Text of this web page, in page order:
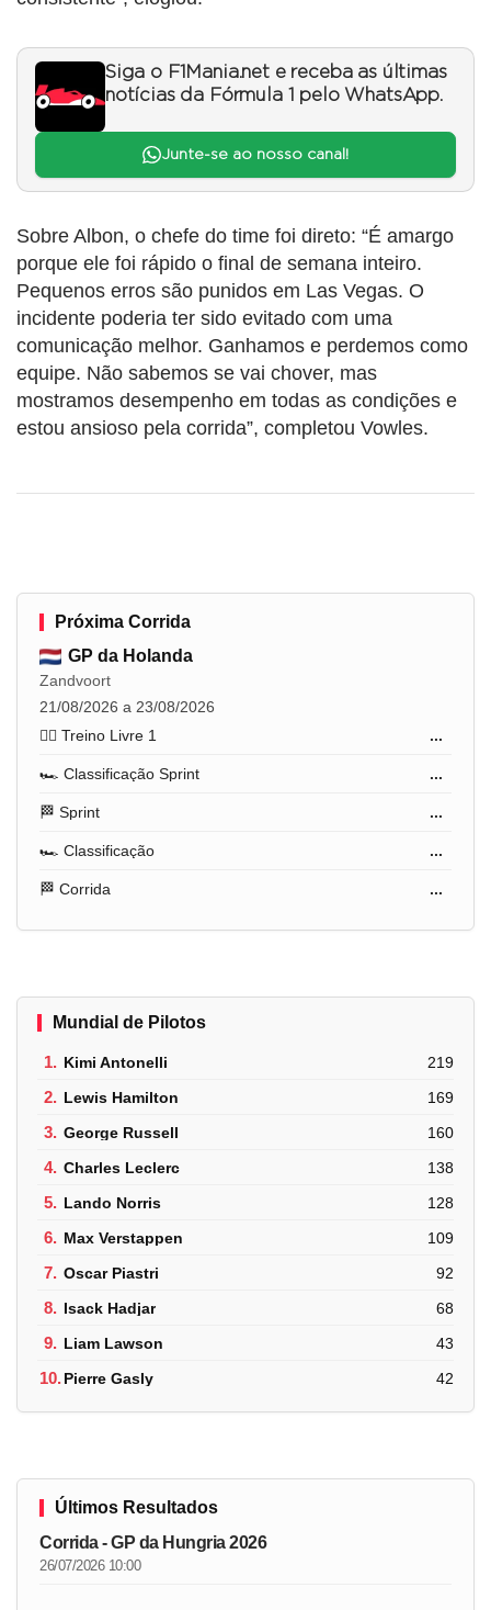
Siga o F1Mania.net e receba as últimas
notícias da Fórmula 1 pelo WhatsApp.
Junte-se ao nosso canal!
Sobre Albon, o chefe do time foi direto: “É amargo
porque ele foi rápido o final de semana inteiro.
Pequenos erros são punidos em Las Vegas. O
incidente poderia ter sido evitado com uma
comunicação melhor. Ganhamos e perdemos como
equipe. Não sabemos se vai chover, mas
mostramos desempenho em todas as condições e
estou ansioso pela corrida”, completou Vowles.
Próxima Corrida
GP da Holanda
Zandvoort
21/08/2026 a 23/08/2026
🏋️‍♂️ Treino Livre 1
...
🏎️ Classificação Sprint ...
🏁 Sprint ...
🏎️ Classificação ...
🏁 Corrida ...
Mundial de Pilotos
1. Kimi Antonelli 219
2. Lewis Hamilton 169
3. George Russell 160
4. Charles Leclerc 138
5. Lando Norris 128
6. Max Verstappen 109
7. Oscar Piastri 92
8. Isack Hadjar 68
9. Liam Lawson 43
10.Pierre Gasly 42
Últimos Resultados
Corrida - GP da Hungria 2026
26/07/2026 10:00